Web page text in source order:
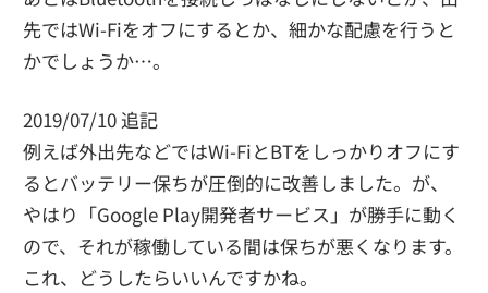
先ではWi-Fiをオフにするとか、細かな配慮を行うと
かでしょうか…。
2019/07/10 追記
例えば外出先などではWi-FiとBTをしっかりオフにす
るとバッテリー保ちが圧倒的に改善しました。が、
やはり「Google Play開発者サービス」が勝手に動く
ので、それが稼働している間は保ちが悪くなります。
これ、どうしたらいいんですかね。